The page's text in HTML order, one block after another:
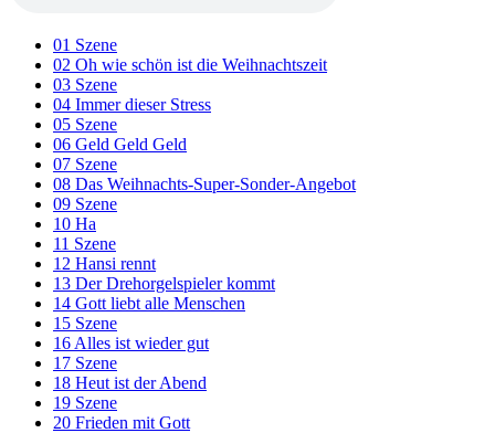
01 Szene
02 Oh wie schön ist die Weihnachtszeit
03 Szene
04 Immer dieser Stress
05 Szene
06 Geld Geld Geld
07 Szene
08 Das Weihnachts-Super-Sonder-Angebot
09 Szene
10 Ha
11 Szene
12 Hansi rennt
13 Der Drehorgelspieler kommt
14 Gott liebt alle Menschen
15 Szene
16 Alles ist wieder gut
17 Szene
18 Heut ist der Abend
19 Szene
20 Frieden mit Gott